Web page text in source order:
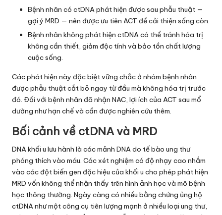
Bệnh nhân có ctDNA phát hiện được sau phẫu thuật —
gợi ý MRD — nên được ưu tiên ACT để cải thiện sống còn.
Bệnh nhân không phát hiện ctDNA có thể tránh hóa trị
không cần thiết, giảm độc tính và bảo tồn chất lượng
cuộc sống.
Các phát hiện này đặc biệt vững chắc ở nhóm bệnh nhân
được phẫu thuật cắt bỏ ngay từ đầu mà không hóa trị trước
đó. Đối với bệnh nhân đã nhận NAC, lợi ích của ACT sau mổ
dường như hạn chế và cần được nghiên cứu thêm.
Bối cảnh về ctDNA và MRD
DNA khối u lưu hành là các mảnh DNA do tế bào ung thư
phóng thích vào máu. Các xét nghiệm có độ nhạy cao nhắm
vào các đột biến gen đặc hiệu của khối u cho phép phát hiện
MRD vốn không thể nhận thấy trên hình ảnh học và mô bệnh
học thông thường. Ngày càng có nhiều bằng chứng ủng hộ
ctDNA như một công cụ tiên lượng mạnh ở nhiều loại ung thư,